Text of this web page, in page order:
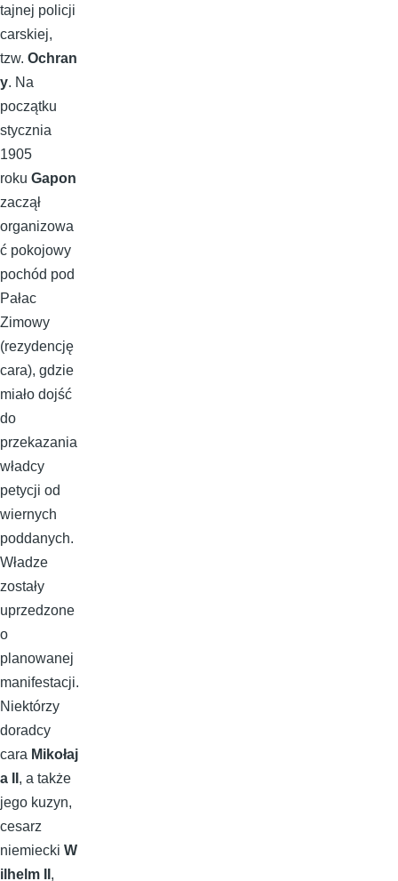
tajnej policji
carskiej,
tzw. Ochran
y. Na
początku
stycznia
1905
roku Gapon
zaczął
organizowa
ć pokojowy
pochód pod
Pałac
Zimowy
(rezydencję
cara), gdzie
miało dojść
do
przekazania
władcy
petycji od
wiernych
poddanych.
Władze
zostały
uprzedzone
o
planowanej
manifestacji.
Niektórzy
doradcy
cara Mikołaj
a II , a także
jego kuzyn,
cesarz
niemiecki W
ilhelm II ,